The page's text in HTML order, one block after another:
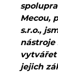
Mecou,
s.r.o.,
nástroje
vytvářet
jejich